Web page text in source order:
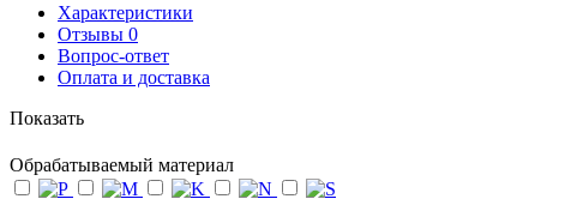
Характеристики
Отзывы 0
Вопрос-ответ
Оплата и доставка
Показать
Обрабатываемый материал